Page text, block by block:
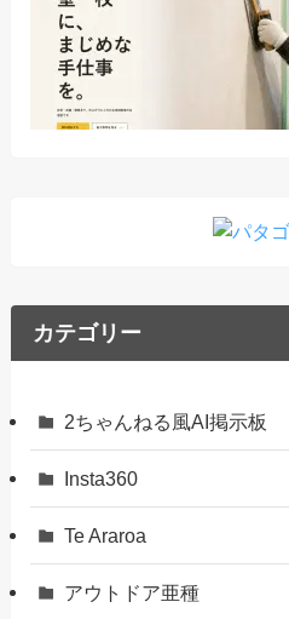
カテゴリー
2ちゃんねる風AI掲示板
Insta360
Te Araroa
アウトドア亜種